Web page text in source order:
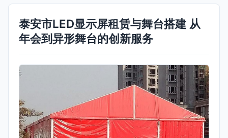
泰安市LED显示屏租赁与舞台搭建 从
年会到异形舞台的创新服务